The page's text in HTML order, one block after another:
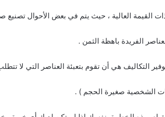
القيمة العالية ، حيث يتم في بعض الأحوال تصنيع
الفريدة باهظة الثمن .
التكاليف هي أن تقوم بتعبئة العناصر التي لا
الشخصية صغيرة الحجم ) .